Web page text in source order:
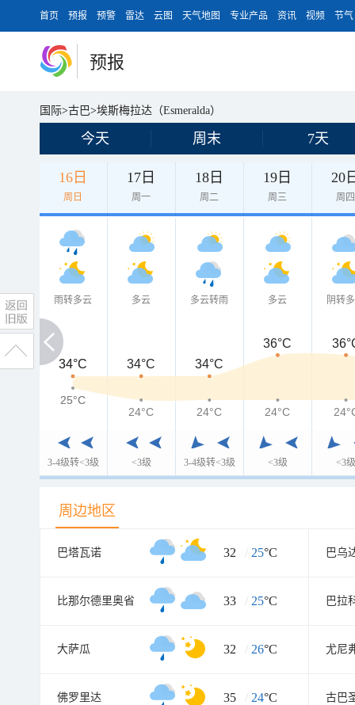
首页 预报 预警 雷达 云图 天气地图 专业产品 资讯 视频 节气
预报
国际>古巴>埃斯梅拉达（Esmeralda）
今天 周末 7天
16日
周日
17日
周一
18日
周二
19日
周三
20
周四
雨转多云
3-4级转<3级
多云
<3级
多云转雨
3-4级转<3级
多云
<3级
阴转
<3级
34°C
34°C 34°C 34°C
36°C
25°C
25°C
24°C
24°C 24°C
周边地区
巴塔瓦诺 32 / 25°C 巴乌
比那尔德里奥省 33 / 25°C 巴拉
大萨瓜 32 / 26°C 尤尼
佛罗里达 35 / 24°C 古巴